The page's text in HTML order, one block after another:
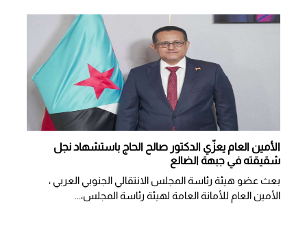
الأمين العام يعزّي الدكتور صالح الحاج باستشهاد نجل
شقيقته في جبهة الضالع
بعث عضو هيئة رئاسة المجلس الانتقالي الجنوبي العربي ،
الأمين العام للأمانة العامة لهيئة رئاسة المجلس،...